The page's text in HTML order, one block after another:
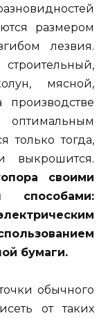
размером
лезвия.
мясной,
производстве
оптимальным
только тогда,
выкрошится.
своими
способами:
бумаги.
обычного
от таких